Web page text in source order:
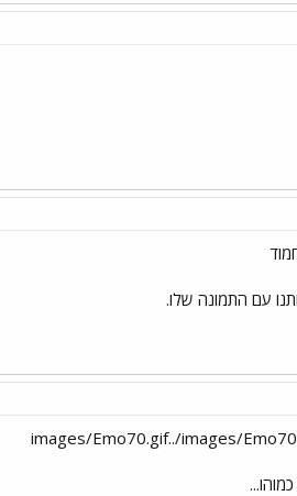
עם התמונה שלו.